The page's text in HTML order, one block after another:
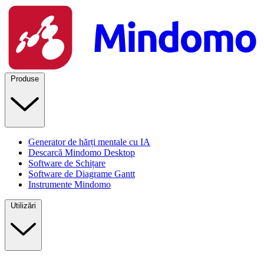
Produse
Generator de hărți mentale cu IA
Descarcă Mindomo Desktop
Software de Schițare
Software de Diagrame Gantt
Instrumente Mindomo
Utilizări